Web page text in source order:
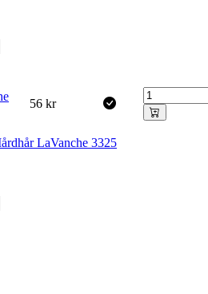
56 kr
LaVanche 3325